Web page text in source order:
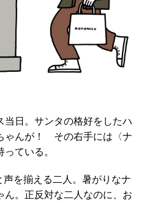
当日。サンタの格好をしたハ
ゃんが！ その右手には〈ナ
ている。
声を揃える二人。暑がりなナ
ん。正反対な二人なのに、お